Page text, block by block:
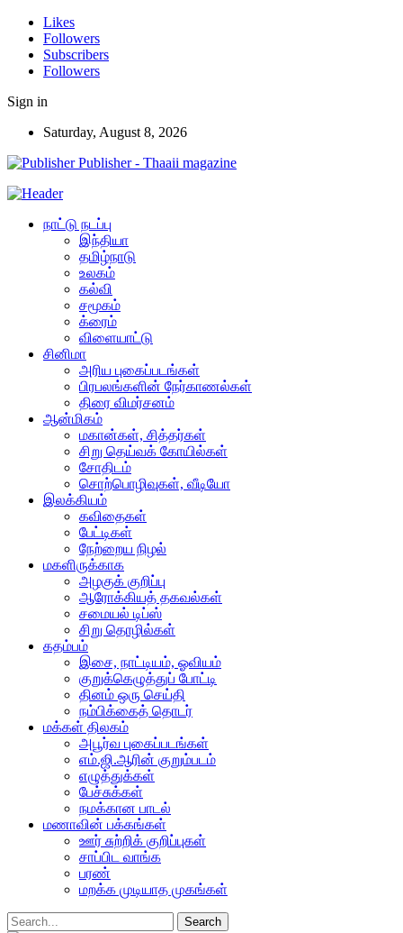
Likes
Followers
Subscribers
Followers
Sign in
Saturday, August 8, 2026
Publisher - Thaaii magazine
நாட்டு நடப்பு
இந்தியா
தமிழ்நாடு
உலகம்
கல்வி
சமூகம்
க்ரைம்
விளையாட்டு
சினிமா
அரிய புகைப்படங்கள்
பிரபலங்களின் நேர்காணல்கள்
திரை விமர்சனம்
ஆன்மிகம்
மகான்கள், சித்தர்கள்
சிறு தெய்வக் கோயில்கள்
சோதிடம்
சொற்பொழிவுகள், வீடியோ
இலக்கியம்
கவிதைகள்
பேட்டிகள்
நேற்றைய நிழல்
மகளிருக்காக
அழகுக் குறிப்பு
ஆரோக்கியத் தகவல்கள்
சமையல் டிப்ஸ்
சிறு தொழில்கள்
கதம்பம்
இசை, நாட்டியம், ஓவியம்
குறுக்கெழுத்துப் போட்டி
தினம் ஒரு செய்தி
நம்பிக்கைத் தொடர்
மக்கள் திலகம்
அபூர்வ புகைப்படங்கள்
எம்.ஜி.ஆரின் குறும்படம்
எழுத்துக்கள்
பேச்சுக்கள்
நமக்கான பாடல்
மணாவின் பக்கங்கள்
ஊர் சுற்றிக் குறிப்புகள்
சாப்பிட வாங்க
பரண்
மறக்க முடியாத முகங்கள்